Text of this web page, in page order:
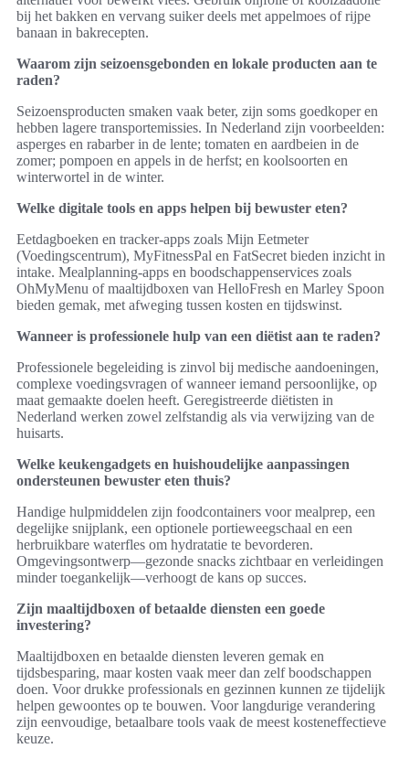
bij het bakken en vervang suiker deels met appelmoes of rijpe
banaan in bakrecepten.
Waarom zijn seizoensgebonden en lokale producten aan te
raden?
Seizoensproducten smaken vaak beter, zijn soms goedkoper en
hebben lagere transportemissies. In Nederland zijn voorbeelden:
asperges en rabarber in de lente; tomaten en aardbeien in de
zomer; pompoen en appels in de herfst; en koolsoorten en
winterwortel in de winter.
Welke digitale tools en apps helpen bij bewuster eten?
Eetdagboeken en tracker-apps zoals Mijn Eetmeter
(Voedingscentrum), MyFitnessPal en FatSecret bieden inzicht in
intake. Mealplanning-apps en boodschappenservices zoals
OhMyMenu of maaltijdboxen van HelloFresh en Marley Spoon
bieden gemak, met afweging tussen kosten en tijdswinst.
Wanneer is professionele hulp van een diëtist aan te raden?
Professionele begeleiding is zinvol bij medische aandoeningen,
complexe voedingsvragen of wanneer iemand persoonlijke, op
maat gemaakte doelen heeft. Geregistreerde diëtisten in
Nederland werken zowel zelfstandig als via verwijzing van de
huisarts.
Welke keukengadgets en huishoudelijke aanpassingen
ondersteunen bewuster eten thuis?
Handige hulpmiddelen zijn foodcontainers voor mealprep, een
degelijke snijplank, een optionele portieweegschaal en een
herbruikbare waterfles om hydratatie te bevorderen.
Omgevingsontwerp—gezonde snacks zichtbaar en verleidingen
minder toegankelijk—verhoogt de kans op succes.
Zijn maaltijdboxen of betaalde diensten een goede
investering?
Maaltijdboxen en betaalde diensten leveren gemak en
tijdsbesparing, maar kosten vaak meer dan zelf boodschappen
doen. Voor drukke professionals en gezinnen kunnen ze tijdelijk
helpen gewoontes op te bouwen. Voor langdurige verandering
zijn eenvoudige, betaalbare tools vaak de meest kosteneffectieve
keuze.